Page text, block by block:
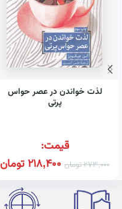
لذت خواندن در عصر حواس
پرتی
قیمت:
273,000تومان 218,400تومان